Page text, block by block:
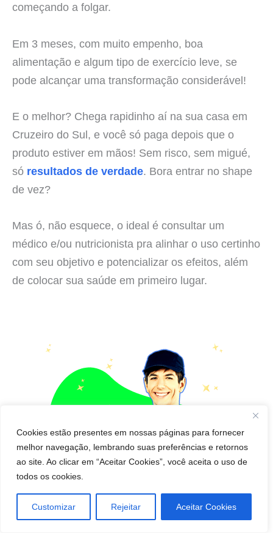
Cookies estão presentes em nossas páginas para fornecer
melhor navegação, lembrando suas preferências e retornos
ao site. Ao clicar em “Aceitar Cookies”, você aceita o uso de
todos os cookies.
Customizar Rejeitar Aceitar Cookies
começando a folgar.
Em 3 meses, com muito empenho, boa
alimentação e algum tipo de exercício leve, se
pode alcançar uma transformação considerável!
E o melhor? Chega rapidinho aí na sua casa em
Cruzeiro do Sul, e você só paga depois que o
produto estiver em mãos! Sem risco, sem migué,
só resultados de verdade. Bora entrar no shape
de vez?
Mas ó, não esquece, o ideal é consultar um
médico e/ou nutricionista pra alinhar o uso certinho
com seu objetivo e potencializar os efeitos, além
de colocar sua saúde em primeiro lugar.